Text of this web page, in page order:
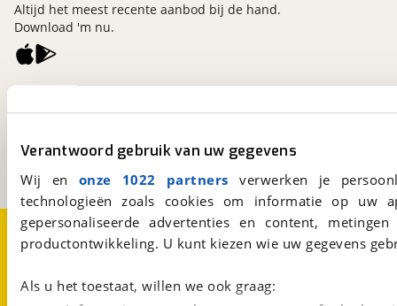
Verantwoord gebruik van uw gegevens
Wij en onze 1022 partners verwerken je
technologieën zoals cookies om informatie op
gepersonaliseerde advertenties en content,
productontwikkeling. U kunt kiezen wie uw gegevens
Als u het toestaat, willen we ook graag:
Een initiatief van
Altijd het meest recente aanbod bij de hand.
Download 'm nu.
Over viaBOVAG.nlDisclaimer- en Privacyverklaring
CookievoorkeurenVacatures